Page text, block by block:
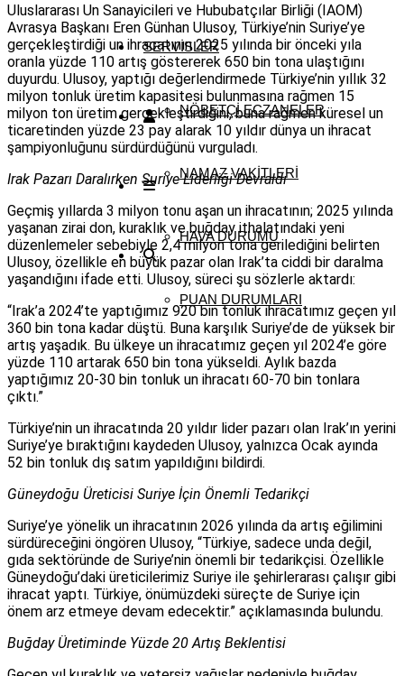
SERVISLER
NÖBETÇI ECZANELER
NAMAZ VAKITLERI
HAVA DURUMU
PUAN DURUMLARI
Uluslararası Un Sanayicileri ve Hububatçılar Birliği (IAOM)
Avrasya Başkanı Eren Günhan Ulusoy, Türkiye’nin Suriye’ye
gerçekleştirdiği un ihracatının 2025 yılında bir önceki yıla
oranla yüzde 110 artış göstererek 650 bin tona ulaştığını
duyurdu. Ulusoy, yaptığı değerlendirmede Türkiye’nin yıllık 32
milyon tonluk üretim kapasitesi bulunmasına rağmen 15
milyon ton üretim gerçekleştirdiğini, buna rağmen küresel un
ticaretinden yüzde 23 pay alarak 10 yıldır dünya un ihracat
şampiyonluğunu sürdürdüğünü vurguladı.
Irak Pazarı Daralırken Suriye Liderliği Devraldı
Geçmiş yıllarda 3 milyon tonu aşan un ihracatının; 2025 yılında
yaşanan zirai don, kuraklık ve buğday ithalatındaki yeni
düzenlemeler sebebiyle 2,4 milyon tona gerilediğini belirten
Ulusoy, özellikle en büyük pazar olan Irak’ta ciddi bir daralma
yaşandığını ifade etti. Ulusoy, süreci şu sözlerle aktardı:
“Irak’a 2024’te yaptığımız 920 bin tonluk ihracatımız geçen yıl
360 bin tona kadar düştü. Buna karşılık Suriye’de de yüksek bir
artış yaşadık. Bu ülkeye un ihracatımız geçen yıl 2024’e göre
yüzde 110 artarak 650 bin tona yükseldi. Aylık bazda
yaptığımız 20-30 bin tonluk un ihracatı 60-70 bin tonlara
çıktı.”
Türkiye’nin un ihracatında 20 yıldır lider pazarı olan Irak’ın yerini
Suriye’ye bıraktığını kaydeden Ulusoy, yalnızca Ocak ayında
52 bin tonluk dış satım yapıldığını bildirdi.
Güneydoğu Üreticisi Suriye İçin Önemli Tedarikçi
Suriye’ye yönelik un ihracatının 2026 yılında da artış eğilimini
sürdüreceğini öngören Ulusoy, “Türkiye, sadece unda değil,
gıda sektöründe de Suriye’nin önemli bir tedarikçisi. Özellikle
Güneydoğu’daki üreticilerimiz Suriye ile şehirlerarası çalışır gibi
ihracat yaptı. Türkiye, önümüzdeki süreçte de Suriye için
önem arz etmeye devam edecektir.” açıklamasında bulundu.
Buğday Üretiminde Yüzde 20 Artış Beklentisi